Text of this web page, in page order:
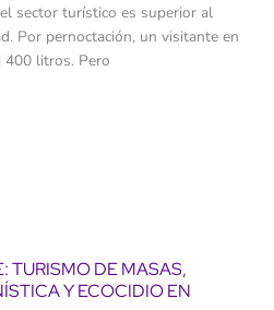
sector turístico es superior al
Por pernoctación, un visitante en
400 litros. Pero
TURISMO DE MASAS,
Y ECOCIDIO EN